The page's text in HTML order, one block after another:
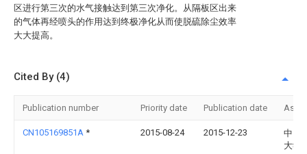
区进行第三次的水气接触达到第三次净化。从隔板区出来
的气体再经喷头的作用达到终极净化从而使脱硫除尘效率
大大提高。
Cited By (4)
Publication number Priority date Publication date
CN105169851A * 2015-08-24 2015-12-23
中国
大学